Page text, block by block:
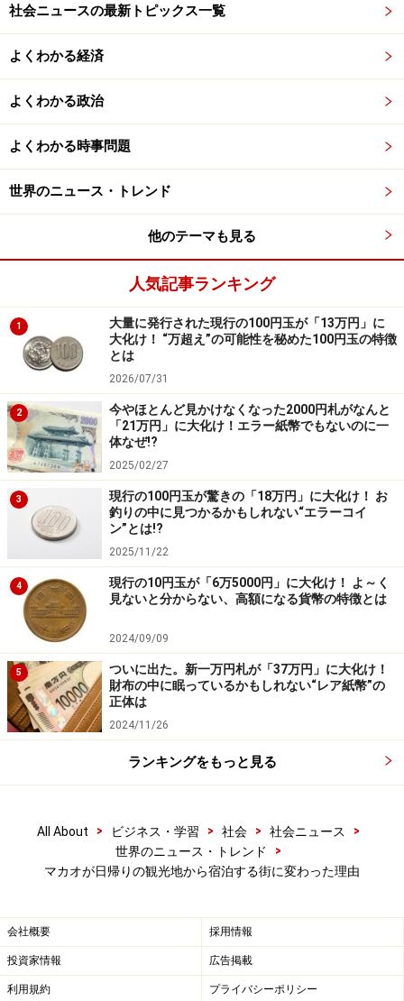
まるでグランド・リスボアに砲口を向けているかのよう
な姿がファンに人気。
「砲台跡」
世界遺産というと博物館のように見学に訪れる場所のよ
うに思われるが「マカオ歴史市街地区」は地元の人たち
なった街がいまでも現役で使われ、その中に私たち観光
客も入り込むことができる。
「セナド広場」
「セナド広場」は人気の記念撮影スポットだ。
「マカオ・ライトフェスティバル」の時の広場
セドナ広場では度々イベントが行われる。（写真は15年
末に行われたマカオ・ライトフェスティバルの時）
パンダ好きにはたまらない超穴場！「マカ
オ大熊猫館」
マカオには見どころがたくさんあるが、中でも穴場は
「パンダ館」 だ。
日本でもパンダは大変な人気で、上野動物園ではいつも
路環（コロアン）の「澳門大熊猫館」（マカオ・ジャ
イアントパンダ館）だ。
「お客さんを珍しそうに見るパンダ館の従業員」
日本と違ってほとんどお客さんがいない。私と仲間が訪
社会ニュースの最新トピックス一覧
よくわかる経済
よくわかる政治
よくわかる時事問題
世界のニュース・トレンド
他のテーマも見る
人気記事ランキング
1
大量に発行された現行の100円玉が「13万円」に
大化け！ “万超え”の可能性を秘めた100円玉の特徴
とは
2026/07/31
2
今やほとんど見かけなくなった2000円札がなんと
「21万円」に大化け！エラー紙幣でもないのに一
体なぜ!?
2025/02/27
3
現行の100円玉が驚きの「18万円」に大化け！ お
釣りの中に見つかるかもしれない“エラーコイ
ン”とは!?
2025/11/22
4
現行の10円玉が「6万5000円」に大化け！ よ～く
見ないと分からない、高額になる貨幣の特徴とは
2024/09/09
5
ついに出た。新一万円札が「37万円」に大化け！
財布の中に眠っているかもしれない“レア紙幣”の
正体は
2024/11/26
ランキングをもっと見る
All About > ビジネス・学習 > 社会 > 社会ニュース
>
世界のニュース・トレンド
>
マカオが日帰りの観光地から宿泊する街に変わった理由
会社概要 採用情報
投資家情報 広告掲載
利用規約 プライバシーポリシー